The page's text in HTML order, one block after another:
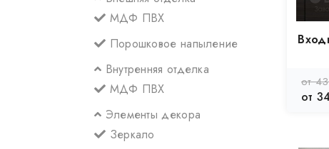
МДФ ПВХ
Порошковое напыление
Внутренняя отделка
МДФ ПВХ
Элементы декора
Зеркало
от
от